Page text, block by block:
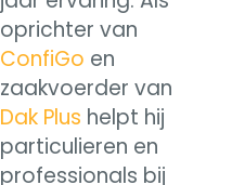
oprichter van
ConfiGo en
zaakvoerder van
Dak Plus helpt hij
particulieren en
professionals bij